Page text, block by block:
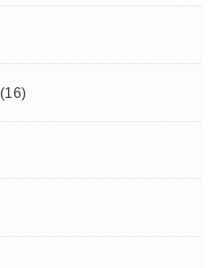
(16)